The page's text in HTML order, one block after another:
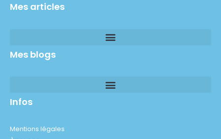
Mes articles
Mes blogs
Infos
Mentions légales